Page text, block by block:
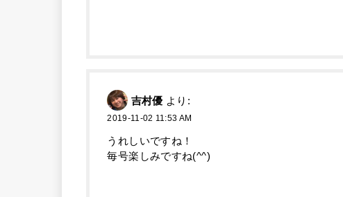
吉村優 より:
2019-11-02 11:53 AM
うれしいですね！
毎号楽しみですね(^^)